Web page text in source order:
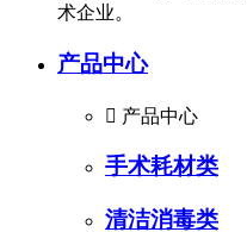
术企业。
产品中心
 产品中心
手术耗材类
清洁消毒类